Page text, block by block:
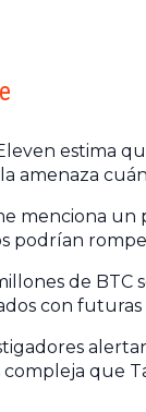
estima
amenaza
menciona un
podrían
de
con futuras
compleja que